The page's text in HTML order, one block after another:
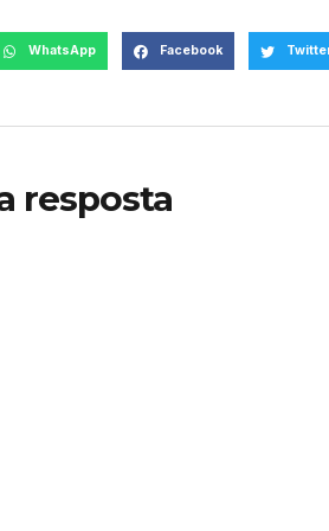
WhatsApp Facebook
resposta